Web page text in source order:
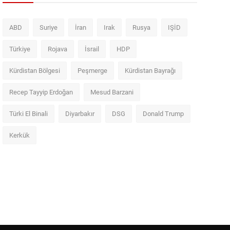
ABD Suriye İran Irak Rusya IŞİD
Türkiye Rojava İsrail HDP
Kürdistan Bölgesi Peşmerge Kürdistan Bayrağı
Recep Tayyip Erdoğan Mesud Barzani
Türki El Binali Diyarbakır DSG Donald Trump
Kerkük